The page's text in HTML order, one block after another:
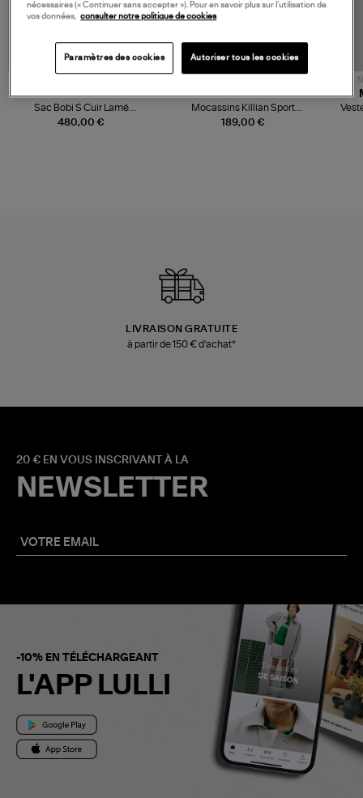
480,00 €
JEROME DREYFUSS
Sac Bobi S Cuir Lamé
Champagne
189,00 €
TORAL
Mocassins Killian Sport
Mousse
LIVRAISON GRATUITE
à partir de 150 € d'achat*
20 € EN VOUS INSCRIVANT À LA
NEWSLETTER
-10% EN TÉLÉCHARGEANT
L'APP LULLI
nécessaires (« Continuer sans accepter »). Pour en savoir plus sur l’utilisation de
vos données, consulter notre politique de cookies
Paramètres des cookies Autoriser tous les cookies